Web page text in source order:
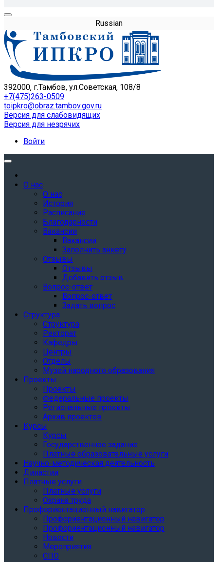
Russian
392000, г.Тамбов, ул.Советская, 108/8
+7(475)263-0509
toipkro@obraz.tambov.gov.ru
Версия для слабовидящих
Версия для незрячих
Войти
О нас
О нас
История
Расписание
Благодарности
Вакансии
Вакансии
Заполнить анкету
Отзывы
Отзывы
Добавить отзыв
Вопрос-ответ
Вопрос-ответ
Задать вопрос
Структура
Структура
Ректорат
Кафедры
Центры
Отделы
Музей народного образования
Проекты
Проекты
Федеральные проекты
Региональные проекты
Архив проектов
Курсы
Курсы
Государственное задание
Платные образовательные услуги
Научно-методическая деятельность
Династии
Платные услуги
Платные услуги
Охрана труда
Профориентационный навигатор
Профориентационный навигатор
Профориентационный навигатор
Новости
Мероприятия
СПО